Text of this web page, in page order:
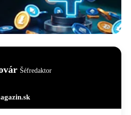
Šéfredaktor